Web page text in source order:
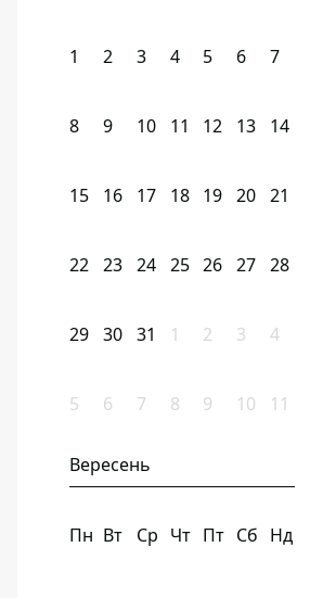
1 2 3 4 5 6 7
8 9 10 11 12 13 14
15 16 17 18 19 20 21
22 23 24 25 26 27 28
29 30 31 1 2 3 4
5 6 7 8 9 10 11
Вересень
Пн Вт Ср Чт Пт Сб Нд